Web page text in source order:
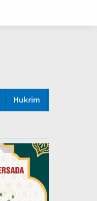
Hukrim